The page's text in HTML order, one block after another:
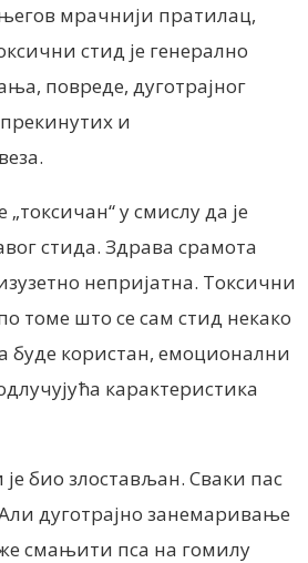
мрачнији пратилац,
стид је генерално
повреде, дуготрајног
и
у смислу да је
стида. Здрава срамота
непријатна. Токсични
томе што се сам стид некако
буде користан, емоционални
карактеристика
био злостављан. Сваки пас
дуготрајно занемаривање
смањити пса на гомилу